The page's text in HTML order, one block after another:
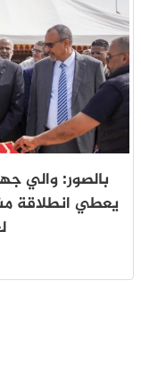
بالصور: والي